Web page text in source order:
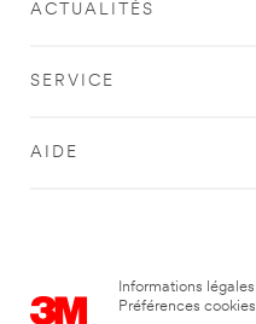
ACTUALITÉS
SERVICE
AIDE
Informations légales
Préférences cookies